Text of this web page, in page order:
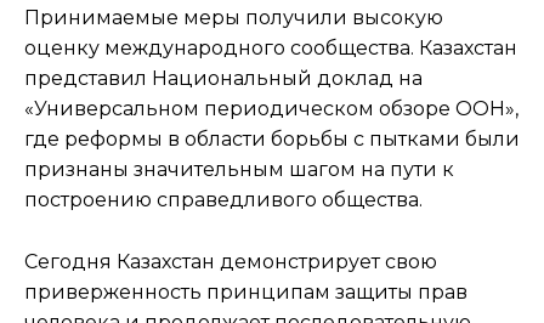
Принимаемые меры получили высокую
оценку международного сообщества. Казахстан
представил Национальный доклад на
«Универсальном периодическом обзоре ООН»,
где реформы в области борьбы с пытками были
признаны значительным шагом на пути к
построению справедливого общества.
Сегодня Казахстан демонстрирует свою
приверженность принципам защиты прав